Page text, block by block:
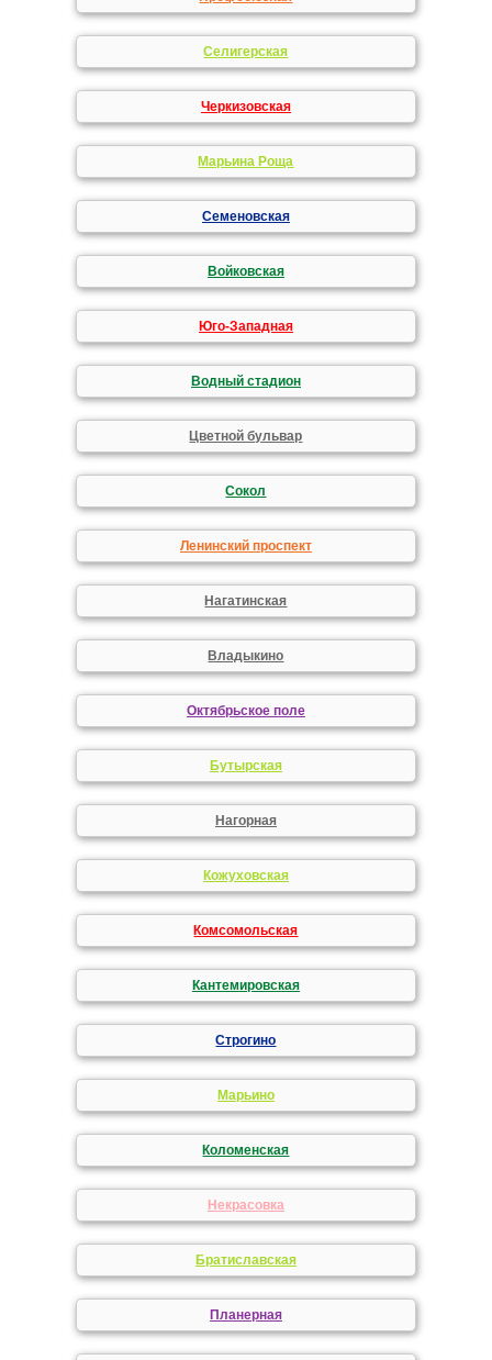
Селигерская
Черкизовская
Марьина Роща
Семеновская
Войковская
Юго-Западная
Водный стадион
Цветной бульвар
Сокол
Ленинский проспект
Нагатинская
Владыкино
Октябрьское поле
Бутырская
Нагорная
Кожуховская
Комсомольская
Кантемировская
Строгино
Марьино
Коломенская
Некрасовка
Братиславская
Планерная